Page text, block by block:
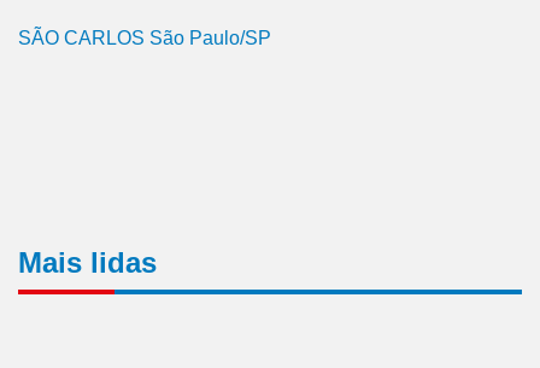
SÃO CARLOS São Paulo/SP
Mais lidas